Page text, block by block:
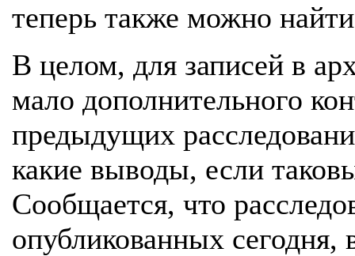
теперь также можно
В целом, для записей в
мало дополнительного
предыдущих
какие выводы, если
Сообщается, что
опубликованных